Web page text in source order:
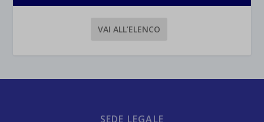
VAI ALL’ELENCO
SEDE LEGALE